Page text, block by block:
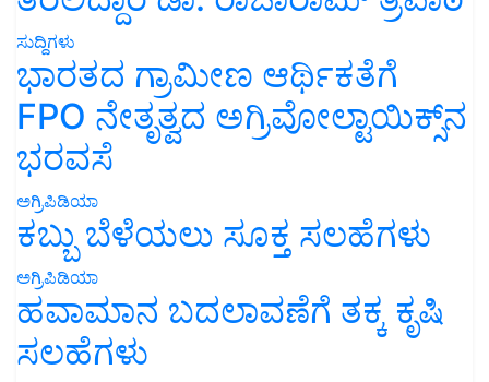
ಸುದ್ದಿಗಳು
ಭಾರತದ ಗ್ರಾಮೀಣ ಆರ್ಥಿಕತೆಗೆ
FPO ನೇತೃತ್ವದ ಅಗ್ರಿವೋಲ್ಟಾಯಿಕ್ಸ್‌ನ
ಭರವಸೆ
ಅಗ್ರಿಪಿಡಿಯಾ
ಕಬ್ಬು ಬೆಳೆಯಲು ಸೂಕ್ತ ಸಲಹೆಗಳು
ಅಗ್ರಿಪಿಡಿಯಾ
ಹವಾಮಾನ ಬದಲಾವಣೆಗೆ ತಕ್ಕ ಕೃಷಿ
ಸಲಹೆಗಳು